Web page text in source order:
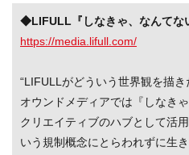
◆LIFULL『しなきゃ、なんてな
https://media.lifull.com/
“LIFULLがどういう世界観を描き
オウンドメディアでは『しなき
クリエイティブのハブとして活
いう規制概念にとらわれずに生